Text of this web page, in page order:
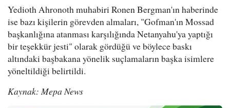
Yedioth Ahronoth muhabiri Ronen Bergman'ın haberinde
ise bazı kişilerin görevden almaları, "Gofman'ın Mossad
başkanlığına atanması karşılığında Netanyahu'ya yaptığı
bir teşekkür jesti" olarak gördüğü ve böylece baskı
altındaki başbakana yönelik suçlamaların başka isimlere
yöneltildiği belirtildi.
Kaynak: Mepa News